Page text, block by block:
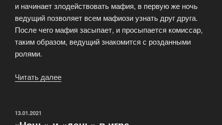
и начинает злодействовать мафия, в первую же ночь
ведущий позволяет всем мафиози узнать друг друга.
После чего мафия засыпает, и просыпается комиссар,
таким образом, ведущий знакомится с розданными
ролями.
Читать далее
ОПУБЛИКОВАНО
13.01.2021